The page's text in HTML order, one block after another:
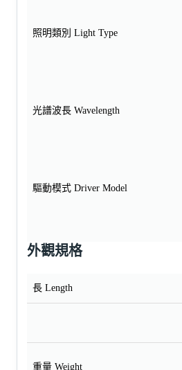
照明類別 Light Type
光譜波長 Wavelength
驅動模式 Driver Model
外觀規格
長 Length
重量 Weight